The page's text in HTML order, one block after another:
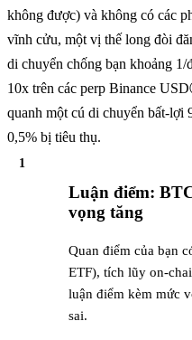
không được) và không có các
vĩnh cửu, một vị thế long đòi
di chuyển chống bạn khoảng
10x trên các perp Binance
quanh một cú di chuyển bất-
0,5% bị tiêu thụ.
1
Luận điểm:
vọng tăng
Quan điểm của bạn
ETF), tích lũy on-
luận điểm kèm mức
sai.